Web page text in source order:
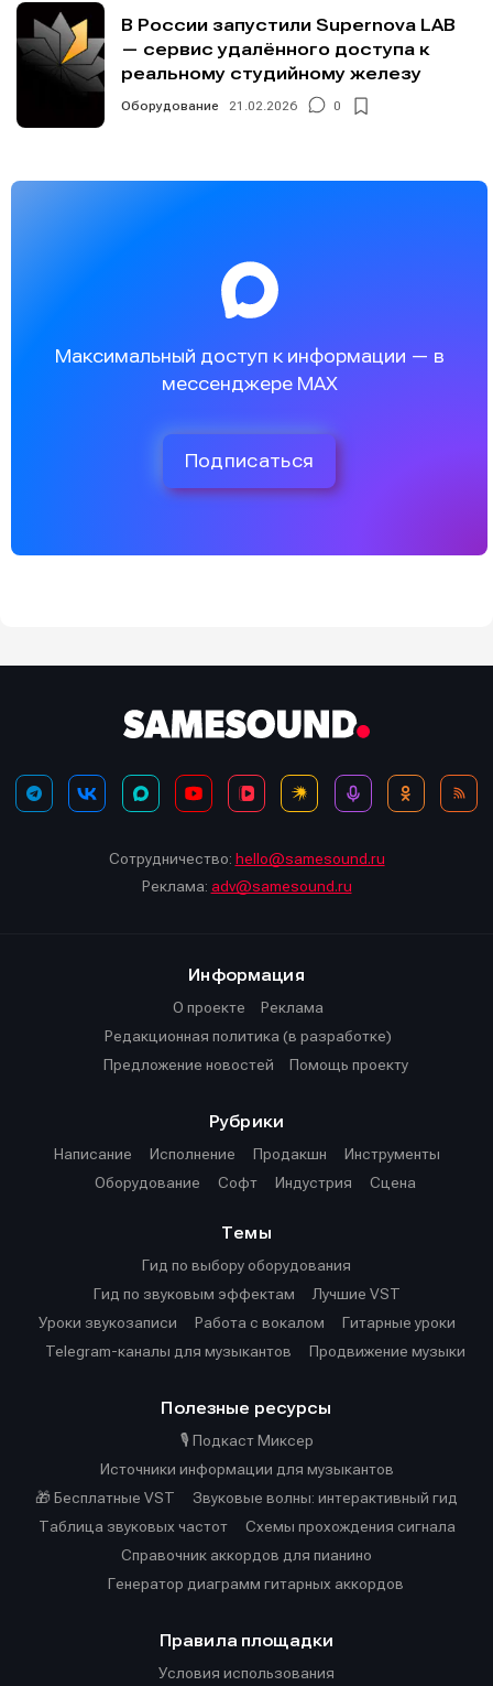
В России запустили Supernova LAB
— сервис удалённого доступа к
реальному студийному железу
Оборудование 21.02.2026 0
Максимальный доступ к информации — в
мессенджере MAX
Подписаться
Сотрудничество: hello@samesound.ru
Реклама: adv@samesound.ru
Информация
О проекте
Реклама
Редакционная политика (в разработке)
Предложение новостей
Помощь проекту
Рубрики
Написание
Исполнение Продакшн
Инструменты
Оборудование
Софт Индустрия Сцена
Темы
Гид по выбору оборудования
Гид по звуковым эффектам
Лучшие VST
Уроки звукозаписи
Работа с вокалом
Гитарные уроки
Telegram-каналы для музыкантов
Продвижение музыки
Полезные ресурсы
🎙️ Подкаст Миксер
Источники информации для музыкантов
🎁 Бесплатные VST
Звуковые волны: интерактивный гид
Таблица звуковых частот
Cхемы прохождения сигнала
Справочник аккордов для пианино
Генератор диаграмм гитарных аккордов
Правила площадки
Условия использования